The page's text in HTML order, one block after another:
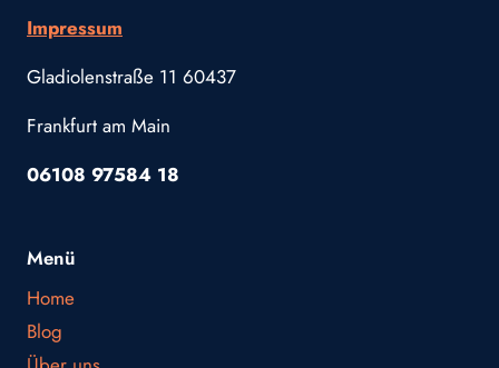
Impressum
Gladiolenstraße 11 60437
Frankfurt am Main
06108 97584 18
Menü
Home
Blog